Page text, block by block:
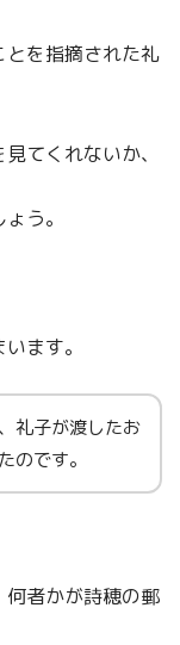
を指摘された礼
てくれないか、
う。
ます。
礼子が渡したお
のです。
者かが詩穂の郵